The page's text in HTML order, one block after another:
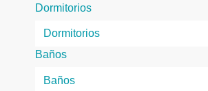
Dormitorios
Baños